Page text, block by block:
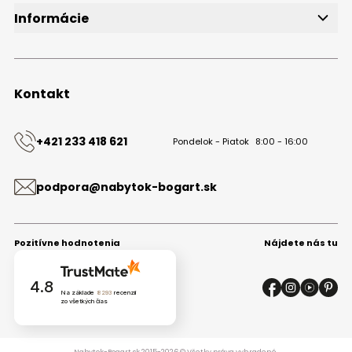
Informácie
Obchodné podmienky
Kontakt
Kontakt
+421 233 418 621 Pondelok - Piatok 8:00 - 16:00
podpora@nabytok-bogart.sk
Pozitívne hodnotenia
4.8 Na základe 8293 recenzií
zo všetkých čias
Nájdete nás tu